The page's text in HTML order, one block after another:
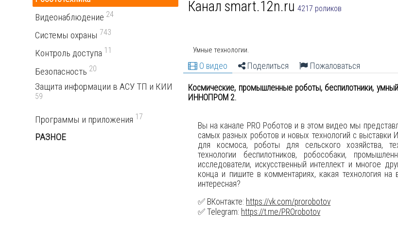
Канал smart.12n.ru 4217 роликов
Умные технологии.
О видео Поделиться Пожаловаться
Космические, промышленные роботы, беспилотники,
ИННОПРОМ 2.
Вы на канале PRO Роботов и в этом видео мы
самых разных роботов и новых технологий с
для космоса, роботы для сельского хозяйства,
технологии беспилотников, робособаки,
исследователи, искусственный интеллект и многое
конца и пишите в комментариях, какая технология
интересная?
✅ ВКонтакте: https://vk.com/prorobotov
✅ Telegram: https://t.me/PROrobotov
Видеонаблюдение 24
Системы охраны 743
Контроль доступа 11
Безопасность 20
Защита информации в АСУ ТП и КИИ
59
Программы и приложения 17
РАЗНОЕ